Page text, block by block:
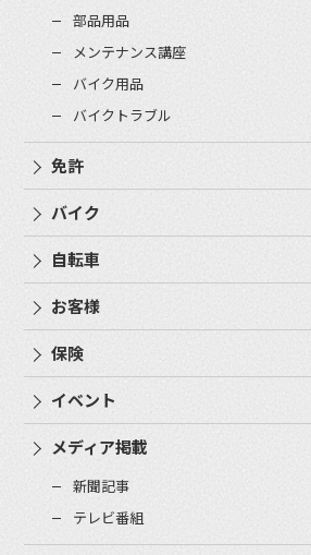
部品用品
メンテナンス講座
バイク用品
バイクトラブル
免許
バイク
自転車
お客様
保険
イベント
メディア掲載
新聞記事
テレビ番組